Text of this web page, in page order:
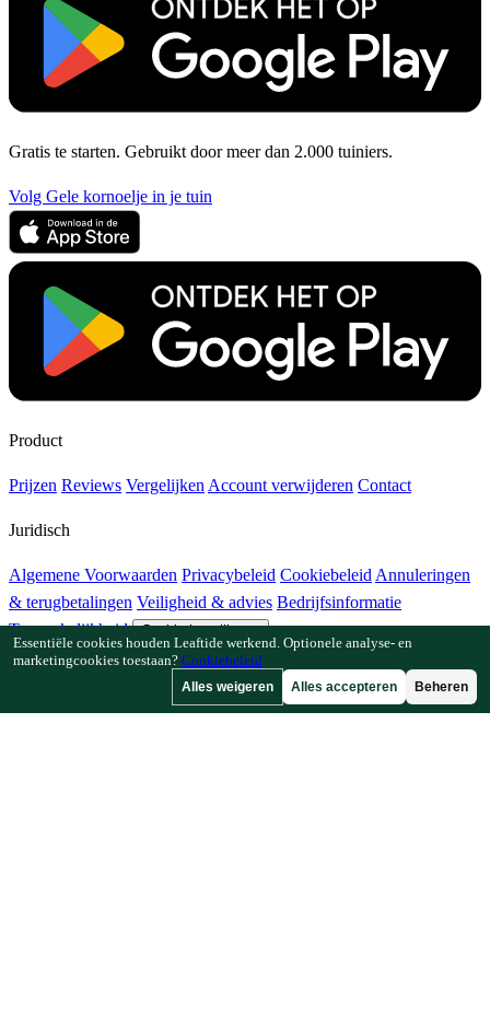
Gratis te starten. Gebruikt door meer dan 2.000 tuiniers.
Volg Gele kornoelje in je tuin
Product
Prijzen Reviews Vergelijken Account verwijderen Contact
Juridisch
Algemene Voorwaarden Privacybeleid Cookiebeleid Annuleringen
& terugbetalingen Veiligheid & advies Bedrijfsinformatie
Toegankelijkheid
Cookie-instellingen
Hoe Leaftide werkt Tuinplanner-gids Plantenbibliotheek Tuingalerij
Essentiële cookies houden Leaftide werkend. Optionele analyse- en
marketingcookies toestaan? Cookiebeleid
Alles weigeren Alles accepteren Beheren